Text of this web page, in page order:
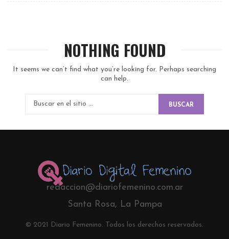
NOTHING FOUND
It seems we can’t find what you’re looking for. Perhaps searching
can help.
BUSCAR
redaccion@diariofemenino.com.ar
Santa Rosa, La Pampa
© 2021 Diario Femenino. Todos los derechos reservados.